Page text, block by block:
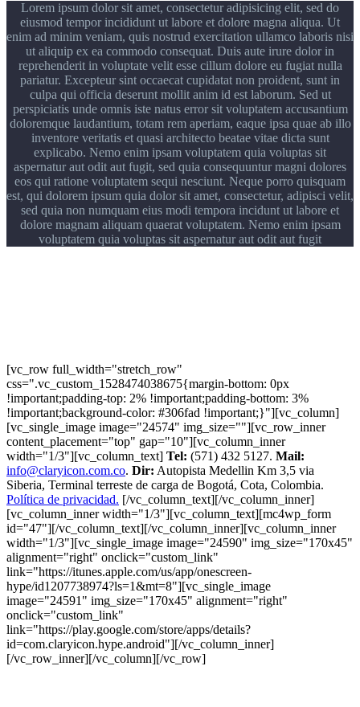
Lorem ipsum dolor sit amet, consectetur adipisicing elit, sed do
eiusmod tempor incididunt ut labore et dolore magna aliqua. Ut
enim ad minim veniam, quis nostrud exercitation ullamco laboris nisi
ut aliquip ex ea commodo consequat. Duis aute irure dolor in
reprehenderit in voluptate velit esse cillum dolore eu fugiat nulla
pariatur. Excepteur sint occaecat cupidatat non proident, sunt in
culpa qui officia deserunt mollit anim id est laborum. Sed ut
perspiciatis unde omnis iste natus error sit voluptatem accusantium
doloremque laudantium, totam rem aperiam, eaque ipsa quae ab illo
inventore veritatis et quasi architecto beatae vitae dicta sunt
explicabo. Nemo enim ipsam voluptatem quia voluptas sit
aspernatur aut odit aut fugit, sed quia consequuntur magni dolores
eos qui ratione voluptatem sequi nesciunt. Neque porro quisquam
est, qui dolorem ipsum quia dolor sit amet, consectetur, adipisci velit,
sed quia non numquam eius modi tempora incidunt ut labore et
dolore magnam aliquam quaerat voluptatem. Nemo enim ipsam
voluptatem quia voluptas sit aspernatur aut odit aut fugit
[vc_row full_width="stretch_row"
css=".vc_custom_1528474038675{margin-bottom: 0px
!important;padding-top: 2% !important;padding-bottom: 3%
!important;background-color: #306fad !important;}"][vc_column]
[vc_single_image image="24574" img_size=""][vc_row_inner
content_placement="top" gap="10"][vc_column_inner
width="1/3"][vc_column_text] Tel: (571) 432 5127. Mail:
info@claryicon.com.co. Dir: Autopista Medellin Km 3,5 via
Siberia, Terminal terreste de carga de Bogotá, Cota, Colombia.
Política de privacidad. [/vc_column_text][/vc_column_inner]
[vc_column_inner width="1/3"][vc_column_text][mc4wp_form
id="47"][/vc_column_text][/vc_column_inner][vc_column_inner
width="1/3"][vc_single_image image="24590" img_size="170x45"
alignment="right" onclick="custom_link"
link="https://itunes.apple.com/us/app/onescreen-
hype/id1207738974?ls=1&mt=8"][vc_single_image
image="24591" img_size="170x45" alignment="right"
onclick="custom_link"
link="https://play.google.com/store/apps/details?
id=com.claryicon.hype.android"][/vc_column_inner]
[/vc_row_inner][/vc_column][/vc_row]